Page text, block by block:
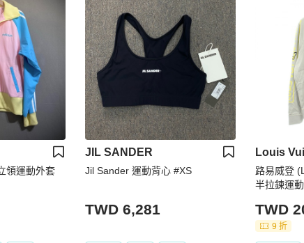
領運動外套
JIL SANDER
Jil Sander 運動背心 #XS
TWD 6,281
Louis
路易威登
半拉鍊運
TWD
9 折